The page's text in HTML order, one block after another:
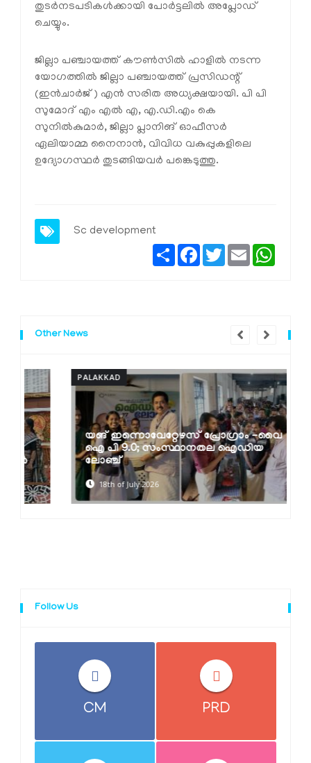
തുടര്‍നടപടികള്‍ക്കായി പോര്‍ട്ടലില്‍ അപ്ലോഡ്
ചെയ്യും.
ജില്ലാ പഞ്ചായത്ത് കൗണ്‍സില്‍ ഹാളില്‍ നടന്ന
യോഗത്തില്‍ ജില്ലാ പഞ്ചായത്ത് പ്രസിഡന്റ്
(ഇന്‍ചാര്‍ജ്) എന്‍ സരിത അധ്യക്ഷയായി. പി പി
സുമോദ് എം എല്‍ എ, എ.ഡി.എം കെ
സുനില്‍കുമാര്‍, ജില്ലാ പ്ലാനിങ് ഓഫീസര്‍
ഏലിയാമ്മ നൈനാന്‍, വിവിധ വകുപ്പുകളിലെ
ഉദ്യോഗസ്ഥര്‍ തുടങ്ങിയവര്‍ പങ്കെടുത്തു.
Sc development
ShareFacebook
TwitterEmail
Other News
PALAKKAD
യങ് ഇന്നൊവേറ്റേഴസ് പ്രോഗ്രാം -വൈ
ഐ പി 9.0; സംസ്ഥാനതല ഐഡിയ
ലോഞ്ച്
18th of July 2026
Follow Us
CM PRD